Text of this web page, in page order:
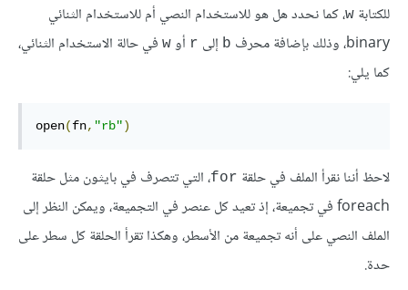
للكتابة w، كما نحدد هل هو للاستخدام النصي أم للاستخدام الثنائي
binary، وذلك بإضافة محرف
b إلى r أو w في حالة الاستخدام الثنائي،
كما يلي:
open(fn, "rb")
لاحظ أننا نقرأ الملف في حلقة for، التي تتصرف في بايثون مثل حلقة
foreach في تجميعة، إذ تعيد كل عنصر في التجميعة، ويمكن النظر إلى
الملف النصي على أنه تجميعة من الأسطر، وهكذا تقرأ الحلقة كل سطر على
حدة.